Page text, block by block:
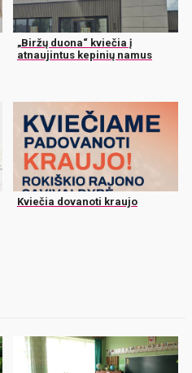
„Biržų duona“ kviečia į
atnaujintus kepinių namus
Kviečia dovanoti kraujo